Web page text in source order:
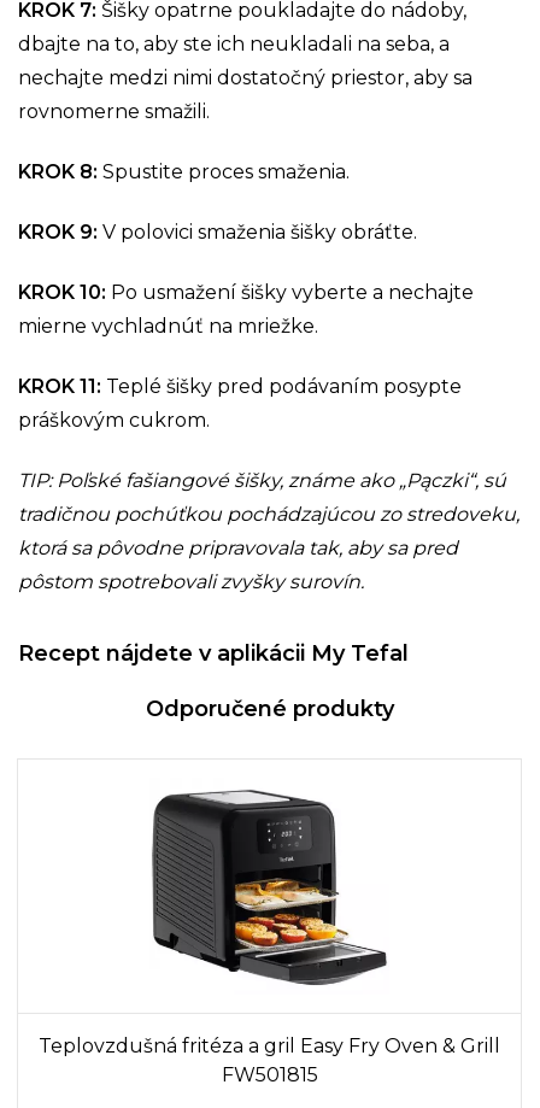
KROK 7: Šišky opatrne poukladajte do nádoby,
dbajte na to, aby ste ich neukladali na seba, a
nechajte medzi nimi dostatočný priestor, aby sa
rovnomerne smažili.
KROK 8: Spustite proces smaženia.
KROK 9: V polovici smaženia šišky obráťte.
KROK 10: Po usmažení šišky vyberte a nechajte
mierne vychladnúť na mriežke.
KROK 11: Teplé šišky pred podávaním posypte
práškovým cukrom.
TIP: Poľské fašiangové šišky, známe ako „Pączki“, sú
tradičnou pochúťkou pochádzajúcou zo stredoveku,
ktorá sa pôvodne pripravovala tak, aby sa pred
pôstom spotrebovali zvyšky surovín.
Recept nájdete v aplikácii My Tefal
Odporučené produkty
Teplovzdušná fritéza a gril Easy Fry Oven & Grill
FW501815